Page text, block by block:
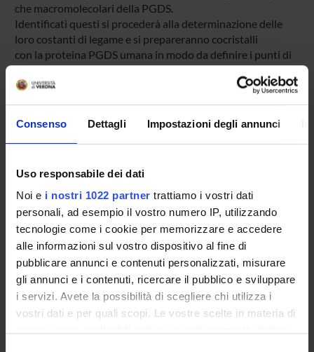
Consenso Dettagli Impostazioni degli annunci
Uso responsabile dei dati
Noi e i nostri 1022 partner trattiamo i vostri dati
personali, ad esempio il vostro numero IP, utilizzando
tecnologie come i cookie per memorizzare e accedere
alle informazioni sul vostro dispositivo al fine di
pubblicare annunci e contenuti personalizzati, misurare
gli annunci e i contenuti, ricercare il pubblico e sviluppare
i servizi. Avete la possibilità di scegliere chi utilizza i
vostri dati e per quali scopi. Le vostre scelte in materia di
che macromolecolari della PGDS.
Identificati questi si procederà alla determinazione delle
loro costanti di legame e si prepareranno cocristalli
con la proteina PGDS umana in modo da definire i punti di
contatto fra le due molecole. Si
spera che dallo studio della struttura tridimensionale e
svolto da questa proteina nel metabolismo delle
prostaglandine.
ENTI FINANZIATORI:
Fondazione Cariverona
Finanziamento:assegnato e gestito da un ente esterno
all'ateneo
Programma:ENTI.RIC - Finanziamento da enti vari per la
ricerca